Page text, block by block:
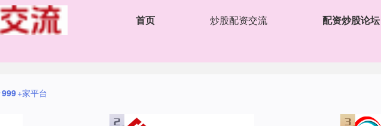
首页 炒股配资交流 配资炒股论坛
999+家平台